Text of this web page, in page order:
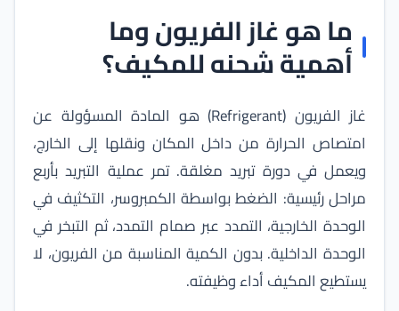
ما هو غاز الفريون وما
أهمية شحنه للمكيف؟
غاز الفريون (Refrigerant) هو المادة المسؤولة عن
امتصاص الحرارة من داخل المكان ونقلها إلى الخارج،
ويعمل في دورة تبريد مغلقة. تمر عملية التبريد بأربع
مراحل رئيسية: الضغط بواسطة الكمبروسر، التكثيف في
الوحدة الخارجية، التمدد عبر صمام التمدد، ثم التبخر في
الوحدة الداخلية. بدون الكمية المناسبة من الفريون، لا
يستطيع المكيف أداء وظيفته.